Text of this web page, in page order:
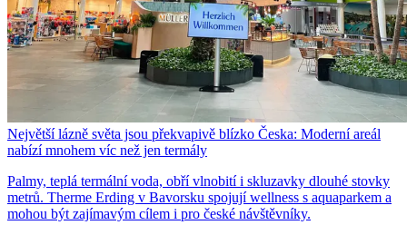
Největší lázně světa jsou překvapivě blízko Česka: Moderní areál
nabízí mnohem víc než jen termály
Palmy, teplá termální voda, obří vlnobití i skluzavky dlouhé stovky
metrů. Therme Erding v Bavorsku spojují wellness s aquaparkem a
mohou být zajímavým cílem i pro české návštěvníky.